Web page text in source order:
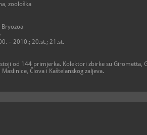
zoološka
– 2010.; 20.st.; 21.st.
od 144 primjerka. Kolektori zbirke su Girometta,
Čiova i Kaštelanskog zaljeva.